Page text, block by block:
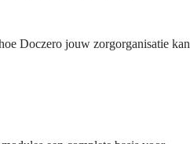
Doczero jouw zorgorganisatie kan